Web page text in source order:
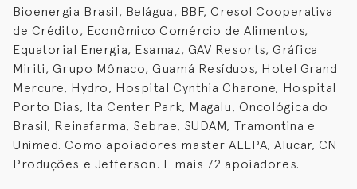
Bioenergia Brasil, Belágua, BBF, Cresol Cooperativa
de Crédito, Econômico Comércio de Alimentos,
Equatorial Energia, Esamaz, GAV Resorts, Gráfica
Miriti, Grupo Mônaco, Guamá Resíduos, Hotel Grand
Mercure, Hydro, Hospital Cynthia Charone, Hospital
Porto Dias, Ita Center Park, Magalu, Oncológica do
Brasil, Reinafarma, Sebrae, SUDAM, Tramontina e
Unimed. Como apoiadores master ALEPA, Alucar, CN
Produções e Jefferson. E mais 72 apoiadores.